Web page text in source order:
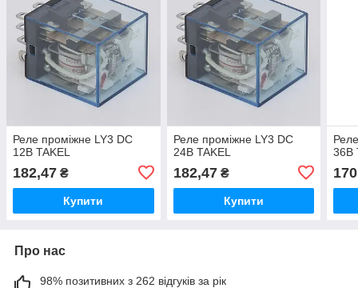
Реле проміжне LY3 DC
12В TAKEL
182,47 ₴
Купити
Реле проміжне LY3 DC
24В TAKEL
182,47₴
Купити
36В
Про нас
98% позитивних з 262 відгуків за рік